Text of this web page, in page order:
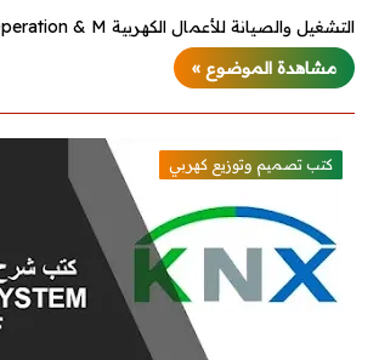
التشغيل والصيانة للأعمال الكهربية Electrical Operation & M…
مشاهدة الموضوع »
كتب تصميم وتوزيع كهربي